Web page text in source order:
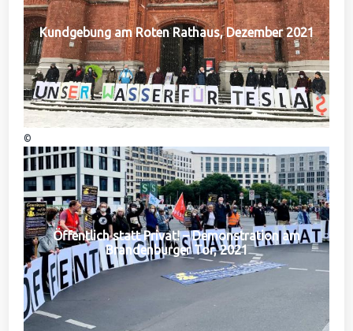
Kundgebung am Roten Rathaus, Dezember 2021
©
Öffentlich statt Privat! – Demonstration am
Brandenburger Tor, 2021